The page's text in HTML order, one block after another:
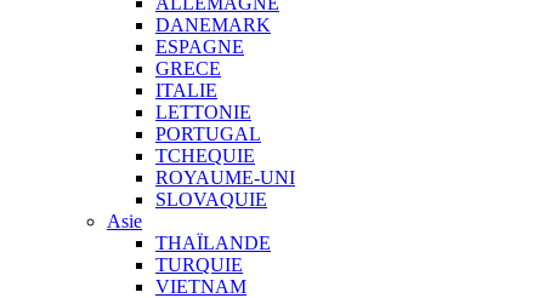
DANEMARK
ESPAGNE
GRECE
ITALIE
LETTONIE
PORTUGAL
TCHEQUIE
ROYAUME-UNI
SLOVAQUIE
Asie
THAÏLANDE
TURQUIE
VIETNAM